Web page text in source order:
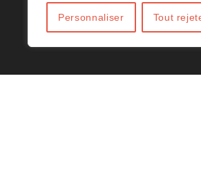
Personnaliser Tout